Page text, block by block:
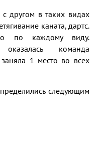
с другом в таких видах
каната, дартс.
по каждому виду.
команда
1 место во всех
следующим